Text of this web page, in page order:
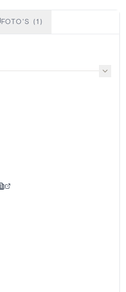
FOTO'S (1)